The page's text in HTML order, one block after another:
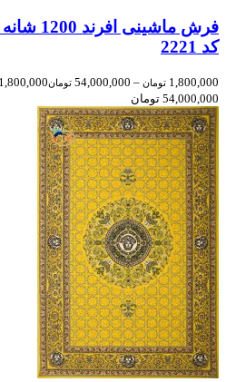
فرش
کد 2221
1,800,000 تومان –
54,000,000 تومان
54,000,000 تومان